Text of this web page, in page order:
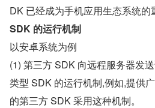
DK 已经成为手机应用生态系统的
SDK 的运行机制
以安卓系统为例
(1) 第三方 SDK 向远程服务器发
类型 SDK 的运行机制,例如,提供
的第三方 SDK 采用这种机制。